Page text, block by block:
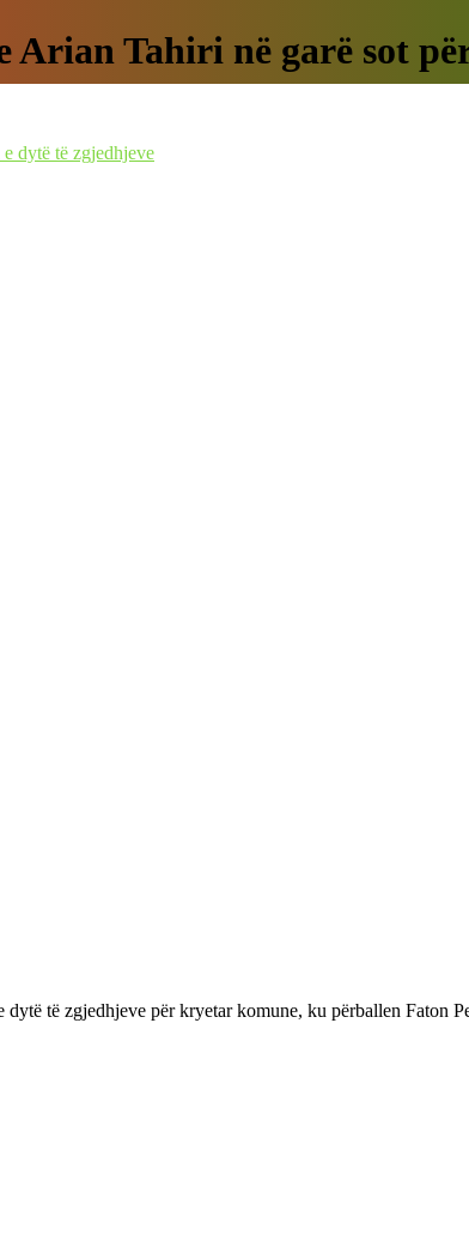
Tahiri në garë sot
të zgjedhjeve për kryetar komune, ku përballen Faton